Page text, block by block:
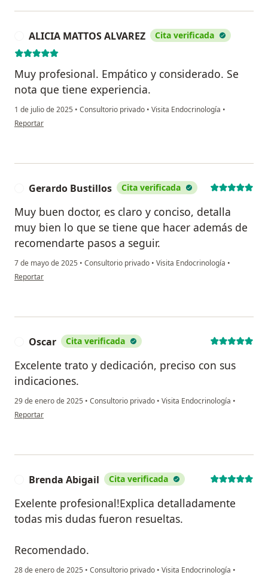
ALICIA MATTOS ALVAREZ Cita verificada
Muy profesional. Empático y considerado. Se
nota que tiene experiencia.
1 de julio de 2025 • Consultorio privado • Visita Endocrinología •
en opinión del usuario ALICIA MATTOS ALVAREZ
Reportar
Gerardo Bustillos Cita verificada
Muy buen doctor, es claro y conciso, detalla
muy bien lo que se tiene que hacer además de
recomendarte pasos a seguir.
7 de mayo de 2025 • Consultorio privado • Visita Endocrinología •
en opinión del usuario Gerardo Bustillos
Reportar
Oscar Cita verificada
Excelente trato y dedicación, preciso con sus
indicaciones.
29 de enero de 2025 • Consultorio privado • Visita Endocrinología •
en opinión del usuario Oscar
Reportar
Brenda Abigail Cita verificada
Exelente profesional!Explica detalladamente
todas mis dudas fueron resueltas.
Recomendado.
28 de enero de 2025 • Consultorio privado • Visita Endocrinología •